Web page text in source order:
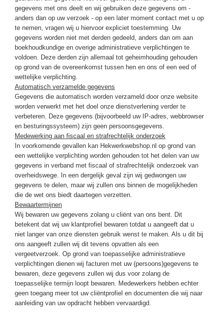
gegevens met ons deelt en wij gebruiken deze gegevens om -
anders dan op uw verzoek - op een later moment contact met u op
te nemen, vragen wij u hiervoor expliciet toestemming. Uw
gegevens worden niet met derden gedeeld, anders dan om aan
boekhoudkundige en overige administratieve verplichtingen te
voldoen. Deze derden zijn allemaal tot geheimhouding gehouden
op grond van de overeenkomst tussen hen en ons of een eed of
wettelijke verplichting.
Automatisch verzamelde gegevens
Gegevens die automatisch worden verzameld door onze website
worden verwerkt met het doel onze dienstverlening verder te
verbeteren. Deze gegevens (bijvoorbeeld uw IP-adres, webbrowser
en besturingssysteem) zijn geen persoonsgegevens.
Medewerking aan fiscaal en strafrechtelijk onderzoek
In voorkomende gevallen kan Hekwerkwebshop.nl op grond van
een wettelijke verplichting worden gehouden tot het delen van uw
gegevens in verband met fiscaal of strafrechtelijk onderzoek van
overheidswege. In een dergelijk geval zijn wij gedwongen uw
gegevens te delen, maar wij zullen ons binnen de mogelijkheden
die de wet ons biedt daartegen verzetten.
Bewaartermijnen
Wij bewaren uw gegevens zolang u cliënt van ons bent. Dit
betekent dat wij uw klantprofiel bewaren totdat u aangeeft dat u
niet langer van onze diensten gebruik wenst te maken. Als u dit bij
ons aangeeft zullen wij dit tevens opvatten als een
vergeetverzoek. Op grond van toepasselijke administratieve
verplichtingen dienen wij facturen met uw (persoons)gegevens te
bewaren, deze gegevens zullen wij dus voor zolang de
toepasselijke termijn loopt bewaren. Medewerkers hebben echter
geen toegang meer tot uw cliëntprofiel en documenten die wij naar
aanleiding van uw opdracht hebben vervaardigd.